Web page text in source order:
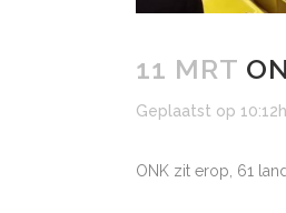
11 MRT
Geplaatst op 10:12h
ONK zit erop, 61